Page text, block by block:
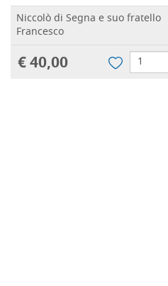
Niccolò di Segna e suo fratello
Francesco
€ 40,00